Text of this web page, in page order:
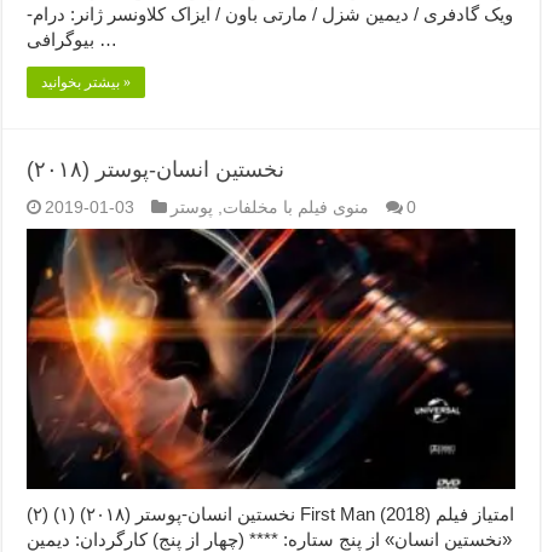
ویک گادفری / دیمین شزل / مارتی باون / ایزاک کلاونسر ژانر: درام-
بیوگرافی …
بیشتر بخوانید »
نخستین انسان-پوستر (۲۰۱۸)
2019-01-03 منوی فیلم با مخلفات پوستر 0
نخستین انسان-پوستر (۲۰۱۸) (۱) (۲) First Man (2018) امتیاز فیلم
«نخستین انسان» از پنج ستاره: **** (چهار از پنج) کارگردان: دیمین